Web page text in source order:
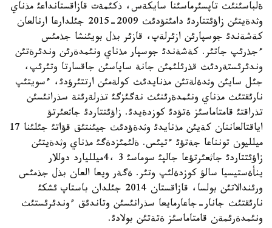
ةلباسئنئث تاپسئرماسئنا سايكةس، ذكئمةت قازاقستانداعئ مذناي
وثدةيتئن زاؤئتتاردئ دامئتؤدئث 2009-2015 جئلدارعا ارنالعان
كةشةندئ جوسپارئن ازئرلةپ، قازئر بذل بويئنشا جذمئس
ءجذرئپ جاتئر. كةشةندئ جوسپار مذناي ونئمدةرئن وندئرةتئن
وندئرئستةردئث قذرئلئمئن جانة ساپاسئن جاقسارتا وتئرئپ،
جئل سايئن وثدةلةتئن مذنايدئث كولةمئن ارتتئرؤدئ، ءسويتئپ
نارئقتئث مذناي ونئمدةرئنئث نةگئزگئ تذرلةرئنة سذرانئسئن
تذراقتئ قامتاماسئز ةتؤدئ كوزدةيدئ. زاؤئتتاردئ جاثعئرتؤ
اياقتالعاننان كةيئن مذنايدئ وثدةؤدئث جيئنتئق قؤاتئ جئلئنا 17
ميلليون تونناعا جةتؤئ ءتيئس. ةلئمئزدةگئ مذناي وثدةيتئن
زاؤئتتاردئ جاثعئرتؤعا جالپئ سوماسئ 3 ،4ميلليارد دوللار
ينأةستيسيا سالؤ كوزدةلئپ وتئر. ةگةر ويعا العان بذل جذمئس
ورئندالاتئن بولسا، قازاقستان 2014 جئلدان باستاپ ئشكئ
نارئقتئث جانار-جاعارمايعا سذرانئسئن وتاندئق ءوندئرئستئث
ونئمدةرئمةن قامتاماسئز ةتةتئن بولادئ.